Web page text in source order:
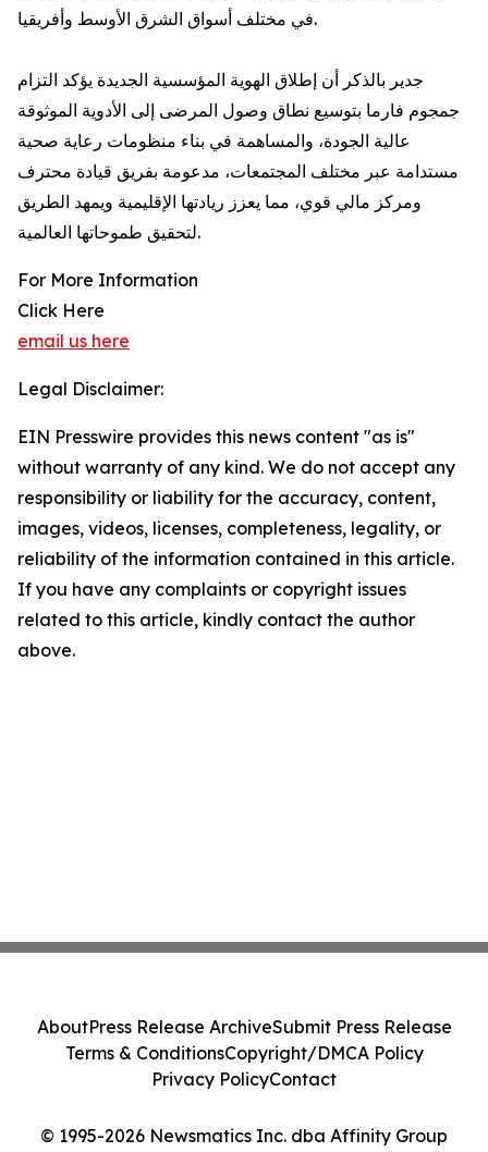
في مختلف أسواق الشرق الأوسط وأفريقيا.
جدير بالذكر أن إطلاق الهوية المؤسسية الجديدة يؤكد التزام
جمجوم فارما بتوسيع نطاق وصول المرضى إلى الأدوية الموثوقة
عالية الجودة، والمساهمة في بناء منظومات رعاية صحية
مستدامة عبر مختلف المجتمعات، مدعومة بفريق قيادة محترف
ومركز مالي قوي، مما يعزز ريادتها الإقليمية ويمهد الطريق
لتحقيق طموحاتها العالمية.
For More Information
Click Here
email us here
Legal Disclaimer:
EIN Presswire provides this news content "as is"
without warranty of any kind. We do not accept any
responsibility or liability for the accuracy, content,
images, videos, licenses, completeness, legality, or
reliability of the information contained in this article.
If you have any complaints or copyright issues
related to this article, kindly contact the author
above.
© 1995-2026 Newsmatics Inc. dba Affinity Group
AboutPress Release ArchiveSubmit Press Release
Terms & ConditionsCopyright/DMCA Policy
Privacy PolicyContact